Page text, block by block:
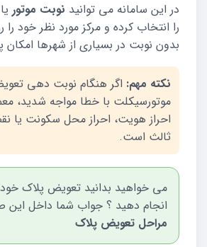
در این سامانه می توانید نوبت موتور یا
را انتخاب کرده و مرکز مورد نظر خود را
بدون نوبت در بسیاری از شهرها
نکته مهم: اگر هنگام نوبت دهی
موتورسیکلت با خطا مواجه شدید،
احراز هویت، احراز محل سکونت
ثالث است.
می خواهید بدانید تعویض پلاک
انجام دهید ؟ جواب شما داخل
مراحل تعویض پلاک